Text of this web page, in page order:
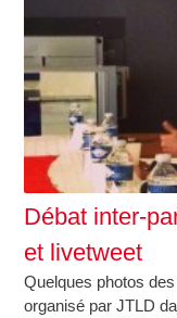
Débat inter-
et livetweet
Quelques photos
organisé par JTLD